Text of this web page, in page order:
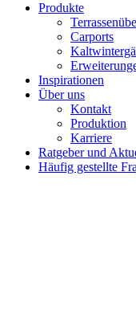
Produkte
Carports
Inspirationen
Über uns
Kontakt
Produktion
Karriere
Ratgeber und
Häufig gestellte